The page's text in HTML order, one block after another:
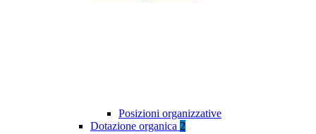
Posizioni organizzative
Dotazione organica 2